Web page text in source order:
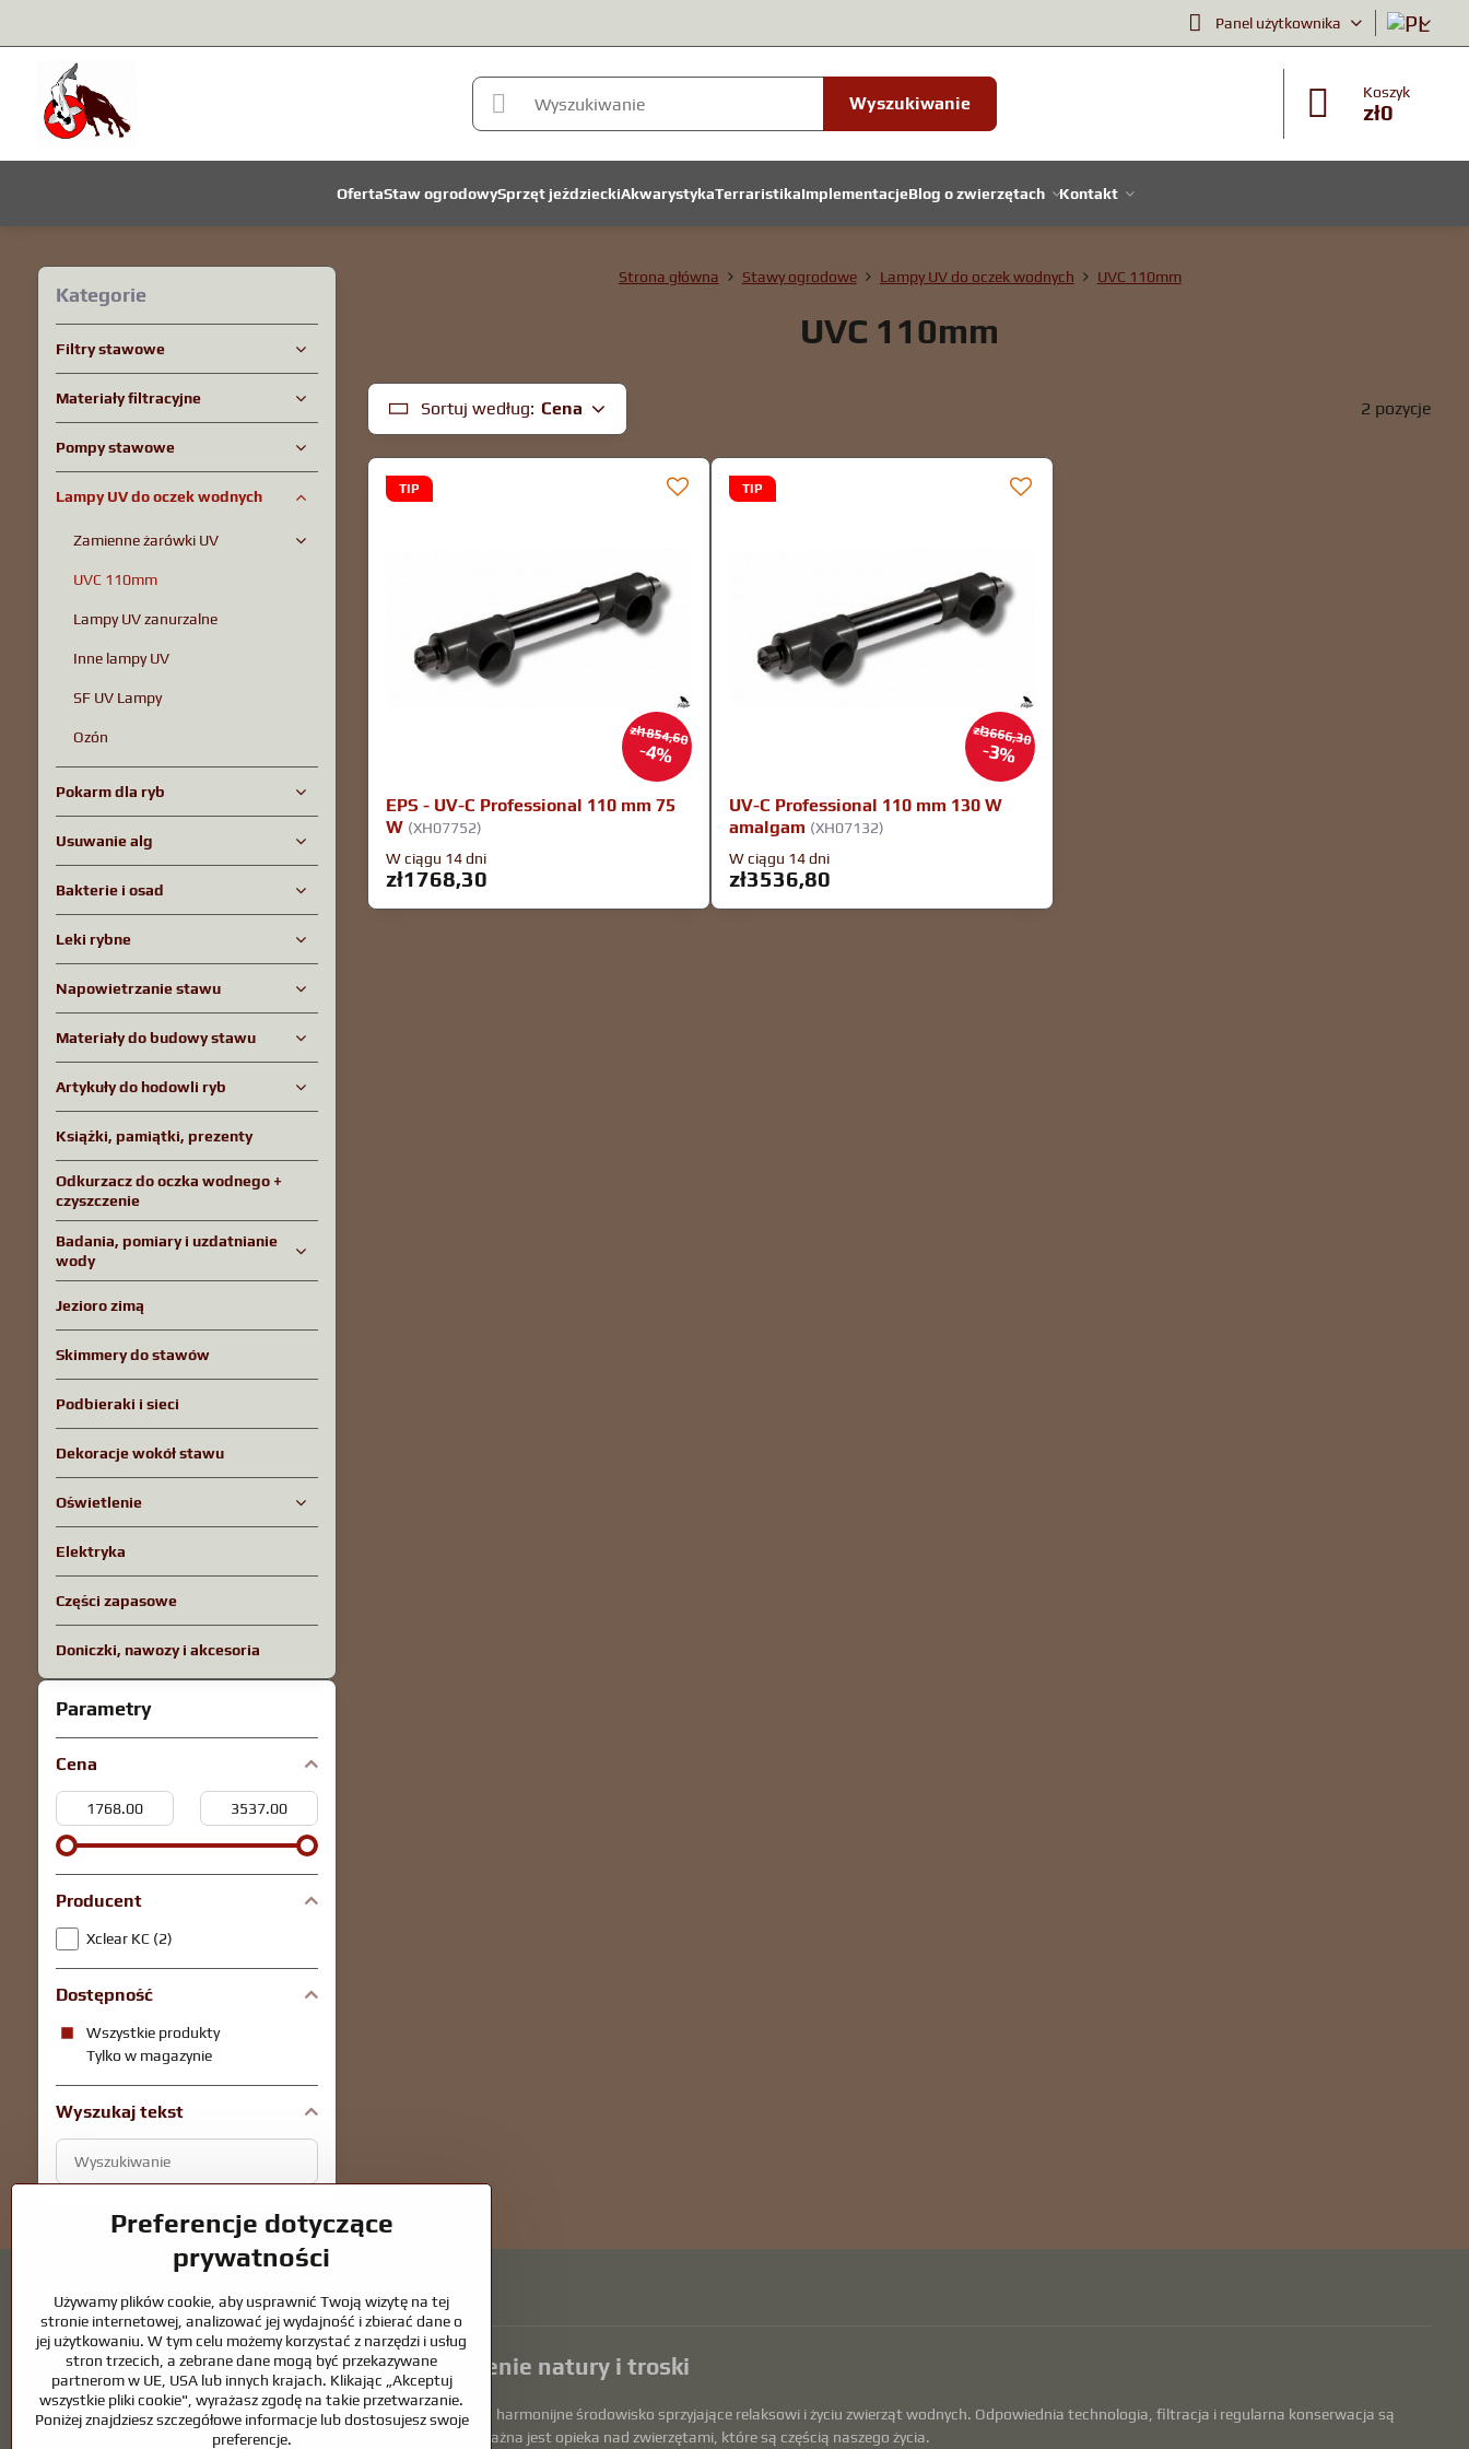
Panel użytkownika
Wyszukiwanie
Koszyk
zł0
OfertaStaw ogrodowySprzęt jeździeckiAkwarystykaTerraristikaImplementacjeBlog o zwierzętach Kontakt
Strona główna Stawy ogrodowe Lampy UV do oczek wodnych UVC 110mm
UVC 110mm
Sortuj według: Cena 2 pozycje
zł1854,60
4%
TIP
EPS - UV-C Professional 110 mm 75
W (XH07752)
W ciągu 14 dni
zł1768,30
zł3666,30
3%
TIP
UV-C Professional 110 mm 130 W
amalgam (XH07132)
W ciągu 14 dni
zł3536,80
Parametry
Cena
Od:
Do:
Producent
Xclear KC (2)
Dostępność
Wszystkie produkty
Tylko w magazynie
Wyszukaj tekst
Filtruj
wyniki
według
Kategorie
Filtry stawowe
Materiały filtracyjne
Pompy stawowe
Lampy UV do oczek wodnych
Zamienne żarówki UV
UVC 110mm
Lampy UV zanurzalne
Inne lampy UV
SF UV Lampy
Ozón
Pokarm dla ryb
Usuwanie alg
Bakterie i osad
Leki rybne
Napowietrzanie stawu
Materiały do ​​budowy stawu
Artykuły do ​​hodowli ryb
Książki, pamiątki, prezenty
Odkurzacz do oczka wodnego +
czyszczenie
Badania, pomiary i uzdatnianie
wody
Jezioro zimą
Skimmery do stawów
Podbieraki i sieci
Dekoracje wokół stawu
Oświetlenie
Elektryka
Części zapasowe
Doniczki, nawozy i akcesoria
Oczka wodne i akcesoria dla koni – połączenie natury i troski
Oczka wodne stanowią piękny dodatek do każdego ogrodu i tworzą harmonijne środowisko sprzyjające relaksowi i życiu zwierząt wodnych. Odpowiednia technologia, filtracja i regularna konserwacja są
kluczem do czystej wody i zdrowego stawu przez cały rok. Równie ważna jest opieka nad zwierzętami, które są częścią naszego życia.
Preferencje dotyczące
prywatności
Używamy plików cookie, aby usprawnić Twoją wizytę na tej
stronie internetowej, analizować jej wydajność i zbierać dane o
jej użytkowaniu. W tym celu możemy korzystać z narzędzi i usług
stron trzecich, a zebrane dane mogą być przekazywane
partnerom w UE, USA lub innych krajach. Klikając „Akceptuj
wszystkie pliki cookie", wyrażasz zgodę na takie przetwarzanie.
Poniżej znajdziesz szczegółowe informacje lub dostosujesz swoje
preferencje.